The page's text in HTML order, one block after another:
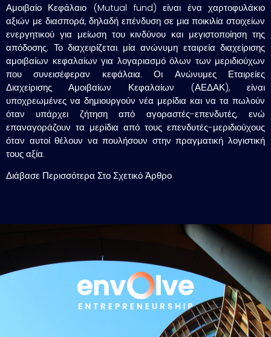
Αμοιβαίο Κεφάλαιο (Mutual fund) είναι ένα χαρτοφυλάκιο
αξιών με διασπορά, δηλαδή επένδυση σε μια ποικιλία στοιχείων
ενεργητικού για μείωση του κινδύνου και μεγιστοποίηση της
απόδοσης. Το διαχειρίζεται μία ανώνυμη εταιρεία διαχείρισης
αμοιβαίων κεφαλαίων για λογαριασμό όλων των μεριδιούχων
που συνεισέφεραν κεφάλαια. Οι Ανώνυμες Εταιρείες
Διαχείρισης Αμοιβαίων Κεφαλαίων (ΑΕΔΑΚ), είναι
υποχρεωμένες να δημιουργούν νέα μερίδια και να τα πωλούν
όταν υπάρχει ζήτηση από αγοραστές-επενδυτές, ενώ
επαναγοράζουν τα μερίδια από τους επενδυτές-μεριδιούχους
όταν αυτοί θέλουν να πουλήσουν στην πραγματική λογιστική
τους αξία.
Διάβασε Περισσότερα Στο Σχετικό Άρθρο